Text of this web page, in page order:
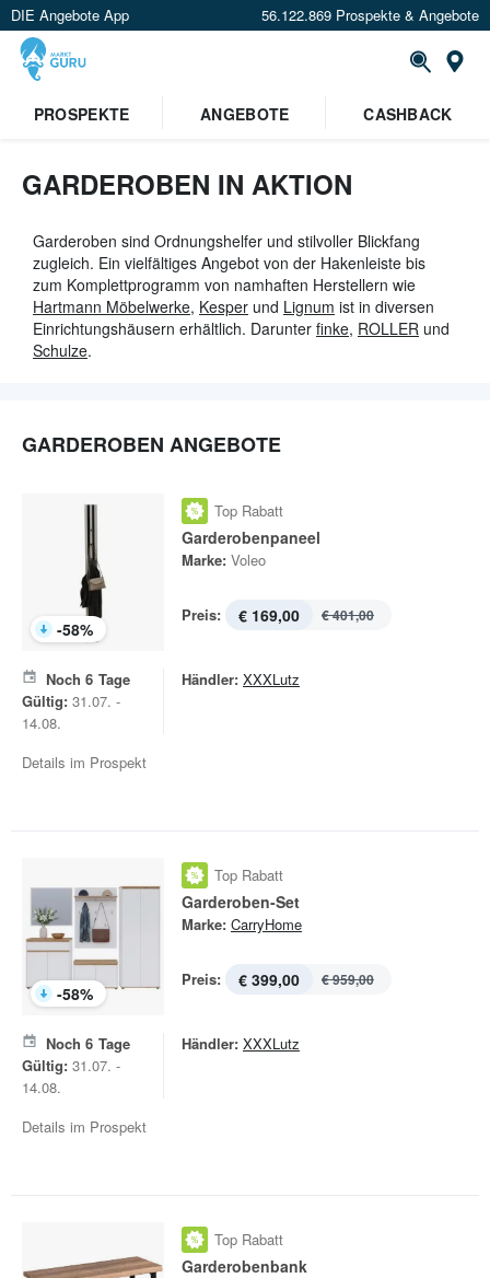
DIE Angebote App 56.122.869 Prospekte & Angebote
PROSPEKTE
ANGEBOTE CASHBACK
GARDEROBEN IN AKTION
Garderoben sind Ordnungshelfer und stilvoller Blickfang
zugleich. Ein vielfältiges Angebot von der Hakenleiste bis
zum Komplettprogramm von namhaften Herstellern wie
Hartmann Möbelwerke, Kesper und Lignum ist in diversen
Einrichtungshäusern erhältlich. Darunter finke, ROLLER und
Schulze.
GARDEROBEN ANGEBOTE
-58%
Top Rabatt
Garderobenpaneel
Marke: Voleo
Preis: € 169,00 € 401,00
Noch 6 Tage
Gültig: 31.07. -
14.08.
Händler: XXXLutz
Details im Prospekt
-58%
Top Rabatt
Garderoben-Set
Marke: CarryHome
Preis: € 399,00 € 959,00
Noch 6 Tage
Gültig: 31.07. -
14.08.
Händler: XXXLutz
Details im Prospekt
Top Rabatt
Garderobenbank